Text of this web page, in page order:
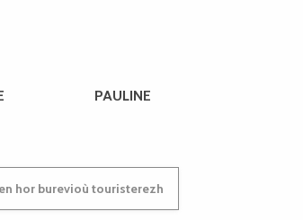
PAULINE
hor burevioù touristerezh